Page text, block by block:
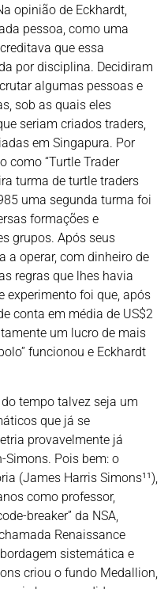
opinião de Eckhardt,
pessoa, como uma
que essa
por disciplina. Decidiram
algumas pessoas e
sob as quais eles
seriam criados traders,
em Singapura. Por
como “Turtle Trader
turma de turtle traders
uma segunda turma foi
formações e
grupos. Após seus
a operar, com dinheiro de
regras que lhes havia
experimento foi que, após
conta em média de US$2
um lucro de mais
funcionou e Eckhardt
tempo talvez seja um
que já se
provavelmente já
Simons. Pois bem: o
(James Harris Simons¹¹),
como professor,
breaker” da NSA,
Renaissance
sistemática e
criou o fundo Medallion,